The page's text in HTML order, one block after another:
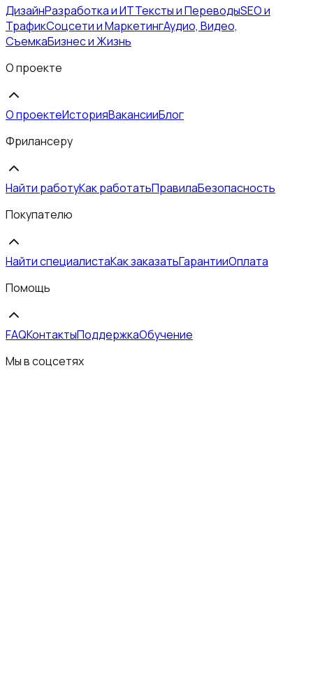
ДизайнРазработка и ИТТексты и ПереводыSEO и
ТрафикСоцсети и МаркетингАудио, Видео,
СъемкаБизнес и Жизнь
О проекте
О проектеИсторияВакансииБлог
Фрилансеру
Найти работуКак работатьПравилаБезопасность
Покупателю
Найти специалистаКак заказатьГарантииОплата
Помощь
FAQКонтактыПоддержкаОбучение
Мы в соцсетях